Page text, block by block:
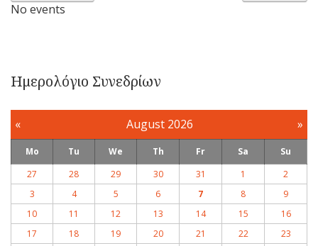
No events
Ημερολόγιο Συνεδρίων
« August 2026 »
Mo Tu We Th Fr Sa
Su
27
28 29 30 31 1
2
3
4 5 6 7 8
9
10
11 12 13 14 15
16
17
18 19 20 21 22
23